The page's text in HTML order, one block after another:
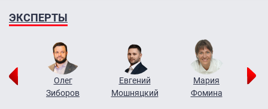
ЭКСПЕРТЫ
Олег
Зиборов
Евгений
Мошняцкий
Мария
Фомина